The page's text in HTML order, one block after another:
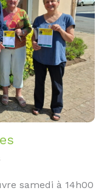
samedi à 14h00